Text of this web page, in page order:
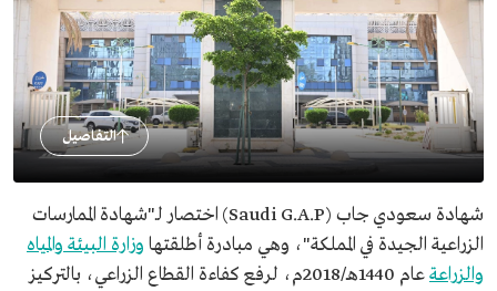
التفاصيل
شهادة سعودي جاب (Saudi G.A.P) اختصار لـ"شهادة الممارسات
الزراعية الجيدة في المملكة"، وهي مبادرة أطلقتها وزارة البيئة والمياه
والزراعة
عام 1440هـ/2018م، لرفع كفاءة القطاع الزراعي، بالتركيز